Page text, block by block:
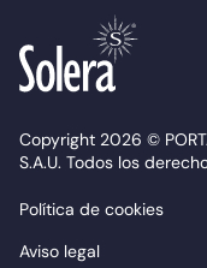
Copyright 2026 ©
S.A.U. Todos los
Política de cookies
Aviso legal